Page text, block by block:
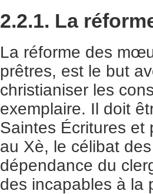
2.2.1. La
La réforme des
prêtres, est le but
christianiser les
exemplaire. Il doit
Saintes Écritures et
au Xè, le célibat
dépendance du
des incapables à la